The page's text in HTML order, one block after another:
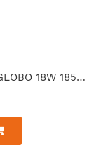
[OP-G120-18W] OPALUX FOCO LED GLOBO 18W 185-264VAC E-27 LUZ BLANCA